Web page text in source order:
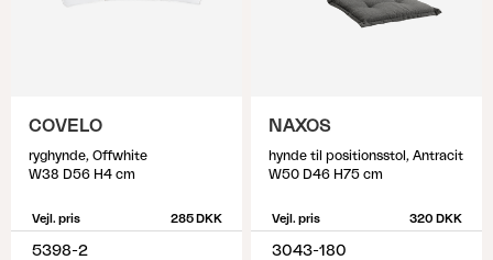
COVELO
ryghynde, Offwhite
W38 D56 H4 cm
Vejl. pris 285 DKK
5398-2
NAXOS
hynde til positionsstol, Antracit
W50 D46 H75 cm
Vejl. pris 320 DKK
3043-180